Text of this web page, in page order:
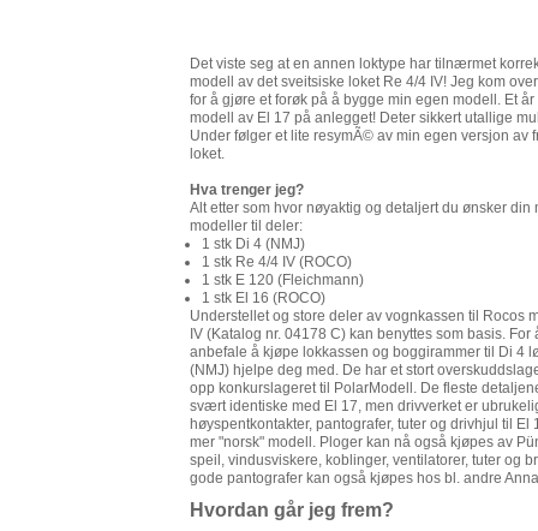
Det viste seg at en annen loktype har tilnærmet
modell av det sveitsiske loket Re 4/4 IV! Jeg kom
for å gjøre et forøk på å bygge min egen modell. Et
modell av El 17 på anlegget! Deter sikkert utallige
Under følger et lite resymÃ© av min egen versjon av
loket.
Hva trenger jeg?
Alt etter som hvor nøyaktig og detaljert du ønsker
modeller til deler:
1 stk Di 4 (NMJ)
1 stk Re 4/4 IV (ROCO)
1 stk E 120 (Fleichmann)
1 stk El 16 (ROCO)
Understellet og store deler av vognkassen til Rocos
IV (Katalog nr. 04178 C) kan benyttes som basis.
anbefale å kjøpe lokkassen og boggirammer til Di 4
(NMJ) hjelpe deg med. De har et stort
opp konkurslageret til PolarModell. De fleste
svært identiske med El 17, men drivverket er
høyspentkontakter, pantografer, tuter og drivhjul til El
mer "norsk" modell. Ploger kan nå også kjøpes av
speil, vindusviskere, koblinger, ventilatorer, tuter og
gode pantografer kan også kjøpes hos bl. andre
Hvordan går jeg frem?